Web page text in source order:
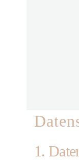
1.